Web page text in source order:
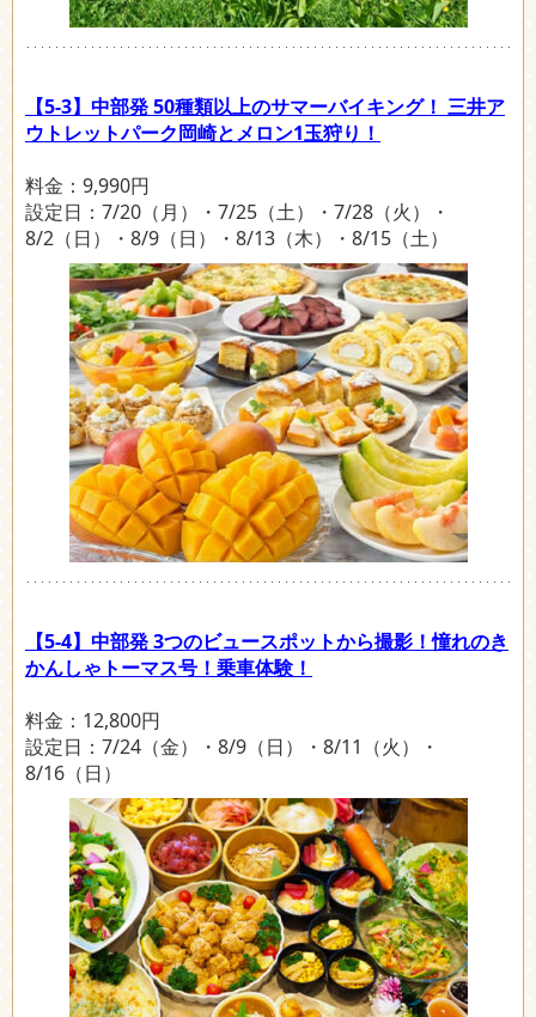
【5-3】中部発 50種類以上のサマーバイキング！ 三井ア
ウトレットパーク岡崎とメロン1玉狩り！
料金：9,990円
設定日：7/20（月）・7/25（土）・7/28（火）・
8/2（日）・8/9（日）・8/13（木）・8/15（土）
【5-4】中部発 3つのビュースポットから撮影！憧れのき
かんしゃトーマス号！乗車体験！
料金：12,800円
設定日：7/24（金）・8/9（日）・8/11（火）・
8/16（日）